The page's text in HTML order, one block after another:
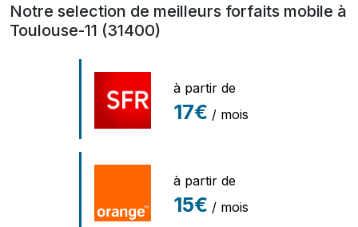
Notre selection de meilleurs forfaits mobile à
Toulouse-11 (31400)
à partir de
17€ / mois
à partir de
15€ / mois